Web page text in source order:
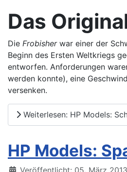
Das
Die Frobisherwar einer der
Beginn des Ersten Weltkriegs
entworfen. Anforderungen
werden konnte), eine
versenken.
Weiterlesen: HP Models:
HP Models:
Details
Veröffentlicht: 05. März 2013